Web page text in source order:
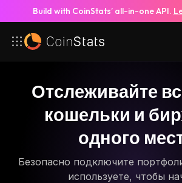
Build with CoinStats’ all-in-one API.
Отслеживайте
кошельки и
одного
Безопасно подключите
используете, чтобы